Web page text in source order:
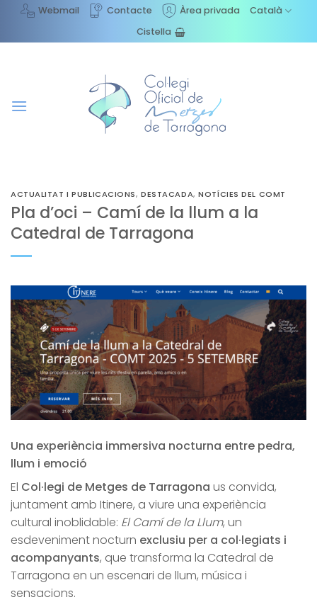
content
Webmail Contacte Àrea privada
Català
Cistella
ACTUALITAT I PUBLICACIONS,DESTACADA,NOTÍCIES DEL COMT
Pla d’oci – Camí de la llum a la
Catedral de Tarragona
Una experiència immersiva nocturna entre pedra,
llum i emoció
El Col·legi de Metges de Tarragona us convida,
juntament amb Itinere, a viure una experiència
cultural inoblidable: El Camí de la Llum, un
esdeveniment nocturn exclusiu per a col·legiats i
acompanyants, que transforma la Catedral de
Tarragona en un escenari de llum, música i
sensacions.